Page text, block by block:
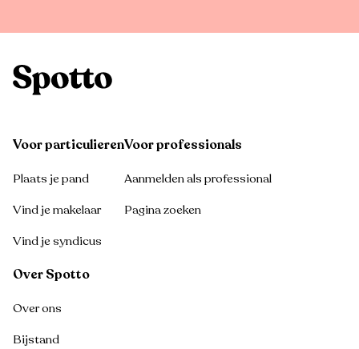
Voor particulieren
Plaats je pand
Vind je makelaar
Vind je syndicus
Voor professionals
Aanmelden als professional
Pagina zoeken
Over Spotto
Over ons
Bijstand